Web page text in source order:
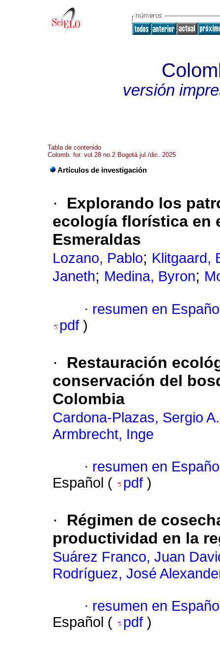
versión
Tabla de contenido
Colomb. for. vol.28 no.2 Bogotá jul./dic. 2025
Artículos de investigación
·
Explorando los
ecología florística en
Esmeraldas
Lozano, Pablo; Klitgaard,
Janeth; Medina, Byron;
· resumen en
pdf )
·
Restauración
conservación del
Colombia
Cardona-Plazas, Sergio A.
Armbrecht, Inge
· resumen en
Español (
pdf )
·
Régimen de
productividad en la
Suárez Franco, Juan
Rodríguez, José
· resumen en
Español (
pdf )